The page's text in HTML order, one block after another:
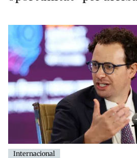
Internacional